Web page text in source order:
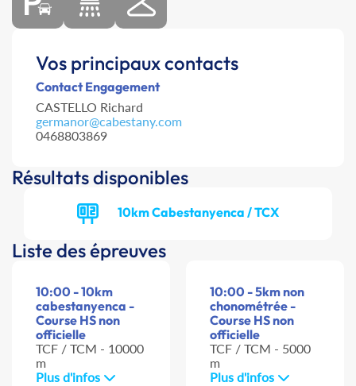
Vos principaux contacts
Contact Engagement
CASTELLO Richard
germanor@cabestany.com
0468803869
Résultats disponibles
10km Cabestanyenca / TCX
Liste des épreuves
10:00 - 10km
cabestanyenca -
Course HS non
officielle
TCF / TCM - 10000
m
Plus d'infos
10:00 - 5km non
chonométrée -
Course HS non
officielle
TCF / TCM - 5000
m
Plus d'infos